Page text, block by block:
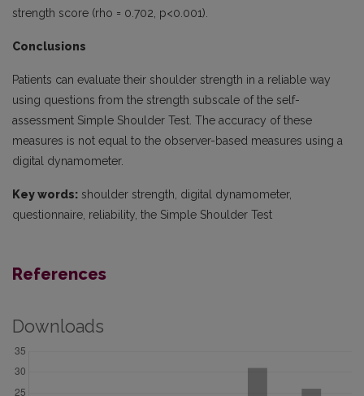
strength score (rho = 0.702, p<0.001).
Conclusions
Patients can evaluate their shoulder strength in a reliable way
using questions from the strength subscale of the self-
assessment Simple Shoulder Test. The accuracy of these
measures is not equal to the observer-based measures using a
digital dynamometer.
Key words: shoulder strength, digital dynamometer,
questionnaire, reliability, the Simple Shoulder Test
References
Downloads